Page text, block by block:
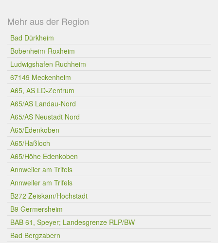
Mehr aus der Region
Bad Dürkheim
Bobenheim-Roxheim
Ludwigshafen Ruchheim
67149 Meckenheim
A65, AS LD-Zentrum
A65/AS Landau-Nord
A65/AS Neustadt Nord
A65/Edenkoben
A65/Haßloch
A65/Höhe Edenkoben
Annweiler am Trifels
Annweiler am Trifels
B272 Zeiskam/Hochstadt
B9 Germersheim
BAB 61, Speyer; Landesgrenze RLP/BW
Bad Bergzabern